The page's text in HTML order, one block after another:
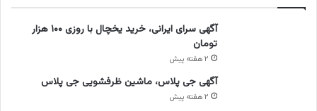
آگهی سرای ایرانی، خرید یخچال با روزی ۱۰۰ هزار
تومان
۲ هفته پیش
آگهی جی پلاس، ماشین ظرفشویی جی پلاس
۲ هفته پیش